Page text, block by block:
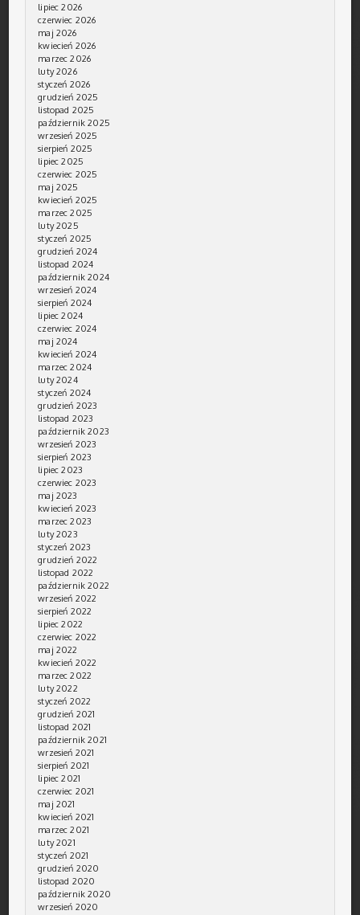
lipiec 2026
czerwiec 2026
maj 2026
kwiecień 2026
marzec 2026
luty 2026
styczeń 2026
grudzień 2025
listopad 2025
październik 2025
wrzesień 2025
sierpień 2025
lipiec 2025
czerwiec 2025
maj 2025
kwiecień 2025
marzec 2025
luty 2025
styczeń 2025
grudzień 2024
listopad 2024
październik 2024
wrzesień 2024
sierpień 2024
lipiec 2024
czerwiec 2024
maj 2024
kwiecień 2024
marzec 2024
luty 2024
styczeń 2024
grudzień 2023
listopad 2023
październik 2023
wrzesień 2023
sierpień 2023
lipiec 2023
czerwiec 2023
maj 2023
kwiecień 2023
marzec 2023
luty 2023
styczeń 2023
grudzień 2022
listopad 2022
październik 2022
wrzesień 2022
sierpień 2022
lipiec 2022
czerwiec 2022
maj 2022
kwiecień 2022
marzec 2022
luty 2022
styczeń 2022
grudzień 2021
listopad 2021
październik 2021
wrzesień 2021
sierpień 2021
lipiec 2021
czerwiec 2021
maj 2021
kwiecień 2021
marzec 2021
luty 2021
styczeń 2021
grudzień 2020
listopad 2020
październik 2020
wrzesień 2020